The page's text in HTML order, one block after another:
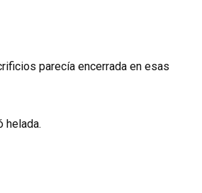
parecía encerrada en esas
helada.